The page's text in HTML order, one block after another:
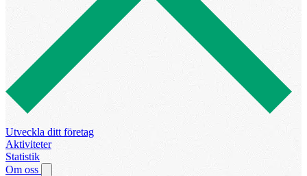
Utveckla ditt företag
Aktiviteter
Statistik
Om oss